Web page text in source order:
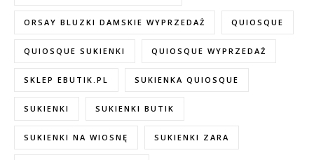
ORSAY BLUZKI DAMSKIE WYPRZEDAŻ QUIOSQUE
QUIOSQUE SUKIENKI QUIOSQUE WYPRZEDAŻ
SKLEP EBUTIK.PL SUKIENKA QUIOSQUE
SUKIENKI SUKIENKI BUTIK
SUKIENKI NA WIOSNĘ SUKIENKI ZARA